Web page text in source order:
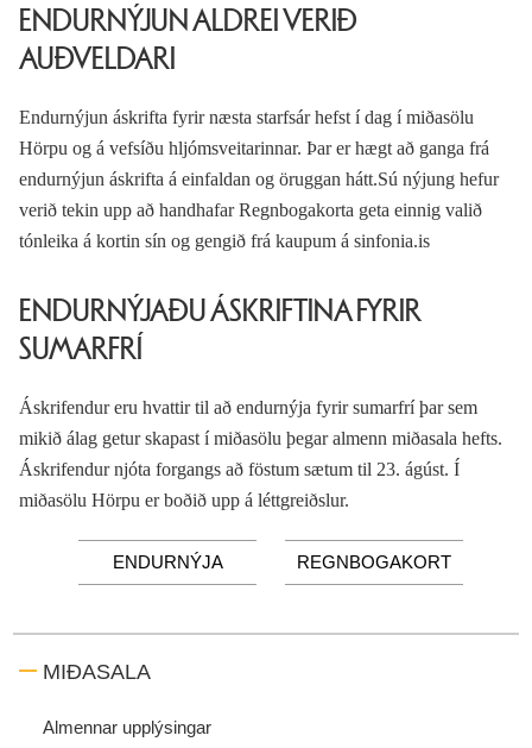
ENDURNÝJUN ALDREI VERIÐ
AUÐVELDARI
Endurnýjun áskrifta fyrir næsta starfsár hefst í dag í miðasölu
Hörpu og á vefsíðu hljómsveitarinnar. Þar er hægt að ganga frá
endurnýjun áskrifta á einfaldan og öruggan hátt.Sú nýjung hefur
verið tekin upp að handhafar Regnbogakorta geta einnig valið
tónleika á kortin sín og gengið frá kaupum á sinfonia.is
ENDURNÝJAÐU ÁSKRIFTINA FYRIR
SUMARFRÍ
Áskrifendur eru hvattir til að endurnýja fyrir sumarfrí þar sem
mikið álag getur skapast í miðasölu þegar almenn miðasala hefts.
Áskrifendur njóta forgangs að föstum sætum til 23. ágúst. Í
miðasölu Hörpu er boðið upp á léttgreiðslur.
ENDURNÝJA REGNBOGAKORT
MIÐASALA
Almennar upplýsingar